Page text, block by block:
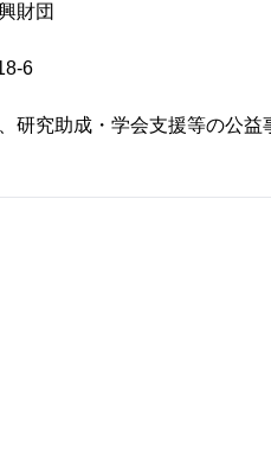
財団
6
研究助成・学会支援等の公益